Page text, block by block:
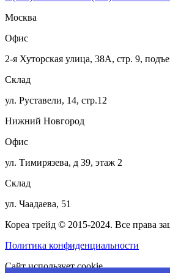
Москва
Офис
2-я Хуторская улица, 38А, стр. 9,
Склад
ул. Руставели, 14, стр.12
Нижний Новгород
Офис
ул. Тимирязева, д 39, этаж 2
Склад
ул. Чаадаева, 51
Кореа трейд © 2015-2024. Все права
Политика конфиденциальности
Сайт использует cookie.